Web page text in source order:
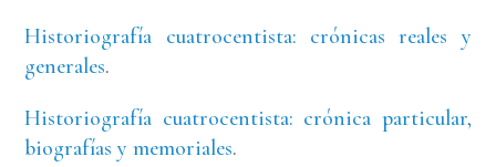
Historiografía cuatrocentista: crónicas reales y
generales.
Historiografía cuatrocentista: crónica particular,
biografías y memoriales.